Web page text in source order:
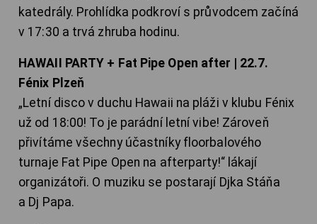
katedrály. Prohlídka podkroví s průvodcem začíná
v 17:30 a trvá zhruba hodinu.
HAWAII PARTY + Fat Pipe Open after | 22.7.
Fénix Plzeň
„Letní disco v duchu Hawaii na pláži v klubu Fénix
už od 18:00! To je parádní letní vibe! Zároveň
přivítáme všechny účastníky floorbalového
turnaje Fat Pipe Open na afterparty!“ lákají
organizátoři. O muziku se postarají Djka Stáňa
a Dj Papa.